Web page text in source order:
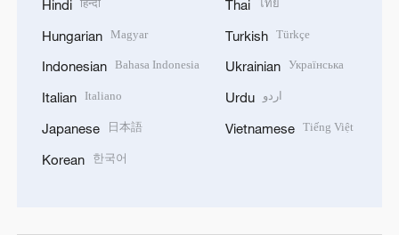
Hebrew עברית
Hindi हिन्दी
Hungarian Magyar
Indonesian Bahasa Indonesia
Italian Italiano
Japanese 日本語
Tamil தமிழ்
Thai ไทย
Turkish Türkçe
Ukrainian
Urdu اردو